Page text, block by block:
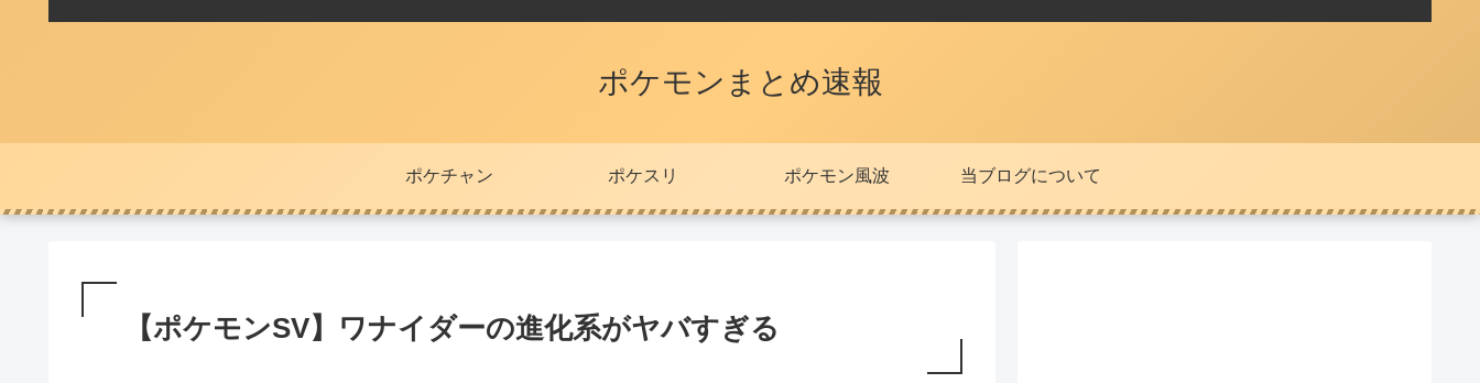
ポケモンまとめ速報
ポケチャン ポケスリ ポケモン風波 当ブログについて
【ポケモンSV】ワナイダーの進化系がヤバすぎる